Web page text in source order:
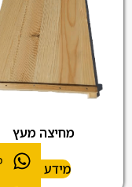
מחיצה מעץ
מידע נוסף